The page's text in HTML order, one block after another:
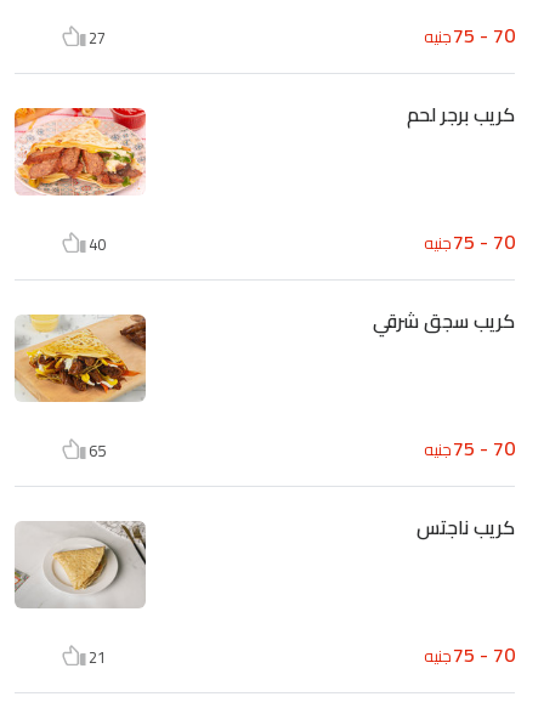
70 - 75 جنيه 27
كريب برجر لحم
70 - 75 جنيه 40
كريب سجق شرقي
70 - 75 جنيه 65
كريب ناجتس
70 - 75 جنيه 21